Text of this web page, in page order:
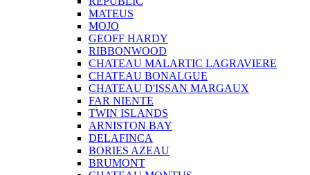
MATEUS
MOJO
GEOFF HARDY
RIBBONWOOD
CHATEAU MALARTIC LAGRAVIERE
CHATEAU BONALGUE
CHATEAU D'ISSAN MARGAUX
FAR NIENTE
TWIN ISLANDS
ARNISTON BAY
DELAFINCA
BORIES AZEAU
BRUMONT